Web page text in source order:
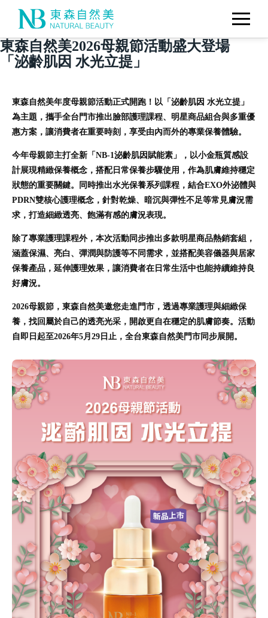
東森自然美2026母親節活動盛大登場
「泌齡肌因 水光立提」
東森自然美年度母親節活動正式開跑！以「泌齡肌因 水光立提」
為主題，攜手全台門市推出臉部護理課程、明星商品組合與多重優
惠方案，讓消費者在重要時刻，享受由內而外的專業保養體驗。
今年母親節主打全新「NB-1泌齡肌因賦能素」，以小金瓶質感設
計展現精緻保養概念，搭配日常保養步驟使用，作為肌膚維持穩定
狀態的重要關鍵。同時推出水光保養系列課程，結合EXO外泌體與
PDRN雙核心護理概念，針對乾燥、暗沉與彈性不足等常見膚況需
求，打造細緻透亮、飽滿有感的膚況表現。
除了專業護理課程外，本次活動同步推出多款明星商品熱銷套組，
涵蓋保濕、亮白、彈潤與防護等不同需求，並搭配美容儀器與居家
保養產品，延伸護理效果，讓消費者在日常生活中也能持續維持良
好膚況。
2026母親節，東森自然美邀您走進門市，透過專業護理與細緻保
養，找回屬於自己的透亮光采，開啟更自在穩定的肌膚節奏。活動
自即日起至2026年5月29日止，全台東森自然美門市同步展開。